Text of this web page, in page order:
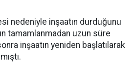
nedeniyle inşaatın durduğunu
tamamlanmadan uzun süre
inşaatın yeniden başlatılarak